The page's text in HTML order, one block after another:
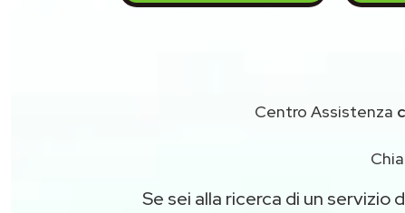
Centro Assistenza
Se sei alla ricerca di un servizio